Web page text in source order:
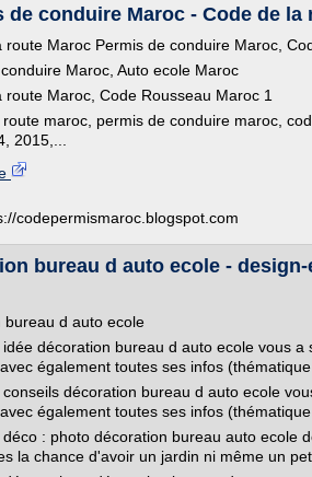
de conduire Maroc - Code de la
route Maroc Permis de conduire Maroc,
Maroc, Auto ecole Maroc
route Maroc, Code Rousseau Maroc 1
maroc, permis de conduire maroc,
2015,...
codepermismaroc.blogspot.com
bureau d auto ecole -
bureau d auto ecole
décoration bureau d auto ecole vous a
également toutes ses infos (thématique
décoration bureau d auto ecole
également toutes ses infos (thématique
déco : photo décoration bureau auto ecole
la chance d'avoir un jardin ni même un